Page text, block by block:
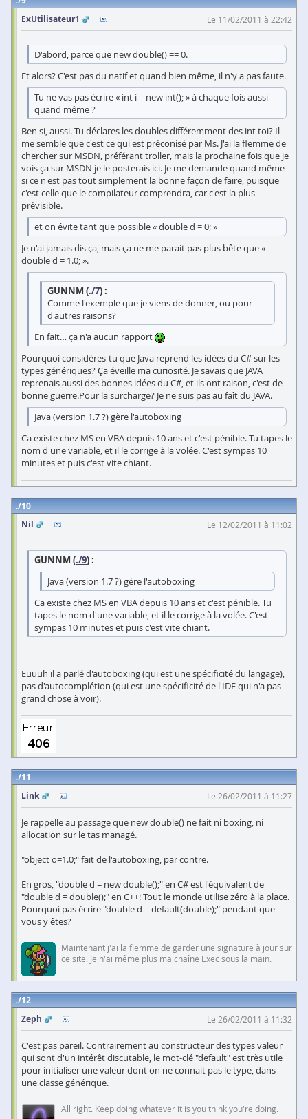
ExUtilisateur1
Le 11/02/2011 à 22:42
D'abord, parce que new double() == 0.
Et alors? C'est pas du natif et quand bien même, il n'y a pas faute.
Tu ne vas pas écrire « int i = new int(); » à chaque fois aussi
quand même ?
Ben si, aussi. Tu déclares les doubles différemment des int toi? Il
me semble que c'est ce qui est préconisé par Ms. J'ai la flemme de
chercher sur MSDN, préférant troller, mais la prochaine fois que je
vois ça sur MSDN je le posterais ici. Je me demande quand même
si ce n'est pas tout simplement la bonne façon de faire, puisque
c'est celle que le compilateur comprendra, car c'est la plus
prévisible.
et on évite tant que possible « double d = 0; »
Je n'ai jamais dis ça, mais ça ne me parait pas plus bête que «
double d = 1.0; ».
GUNNM (./7) :
Comme l'exemple que je viens de donner, ou pour
d'autres raisons?
En fait… ça n'a aucun rapport
Pourquoi considères-tu que Java reprend les idées du C# sur les
types génériques? Ça éveille ma curiosité. Je savais que JAVA
reprenais aussi des bonnes idées du C#, et ils ont raison, c'est de
bonne guerre.Pour la surcharge? Je ne suis pas au faît du JAVA.
Java (version 1.7 ?) gère l'autoboxing
Ca existe chez MS en VBA depuis 10 ans et c'est pénible. Tu tapes le
nom d'une variable, et il le corrige à la volée. C'est sympas 10
minutes et puis c'est vite chiant.
10
Nil
Le 12/02/2011 à 11:02
GUNNM (./9) :
Java (version 1.7 ?) gère l'autoboxing
Ca existe chez MS en VBA depuis 10 ans et c'est pénible. Tu
tapes le nom d'une variable, et il le corrige à la volée. C'est
sympas 10 minutes et puis c'est vite chiant.
Euuuh il a parlé d'autoboxing (qui est une spécificité du langage),
pas d'autocomplétion (qui est une spécificité de l'IDE qui n'a pas
grand chose à voir).
11
Link
Le 26/02/2011 à 11:27
Je rappelle au passage que new double() ne fait ni boxing, ni
allocation sur le tas managé.
"object o=1.0;" fait de l'autoboxing, par contre.
En gros, "double d = new double();" en C# est l'équivalent de
"double d = double();" en C++: Tout le monde utilise zéro à la place.
Pourquoi pas écrire "double d = default(double);" pendant que
vous y êtes?
Maintenant j'ai la flemme de garder une signature à jour sur
ce site. Je n'ai même plus ma chaîne Exec sous la main.
12
Zeph
Le 26/02/2011 à 11:32
C'est pas pareil. Contrairement au constructeur des types valeur
qui sont d'un intérêt discutable, le mot-clé "default" est très utile
pour initialiser une valeur dont on ne connait pas le type, dans
une classe générique.
All right. Keep doing whatever it is you think you're doing.